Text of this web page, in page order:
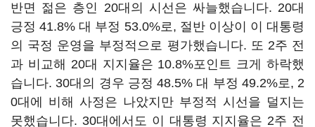
반면 젊은 층인 20대의 시선은 싸늘했습니다. 20대
긍정 41.8% 대 부정 53.0%로, 절반 이상이 이 대통령
의 국정 운영을 부정적으로 평가했습니다. 또 2주 전
과 비교해 20대 지지율은 10.8%포인트 크게 하락했
습니다. 30대의 경우 긍정 48.5% 대 부정 49.2%로, 2
0대에 비해 사정은 나았지만 부정적 시선을 덜지는
못했습니다. 30대에서도 이 대통령 지지율은 2주 전